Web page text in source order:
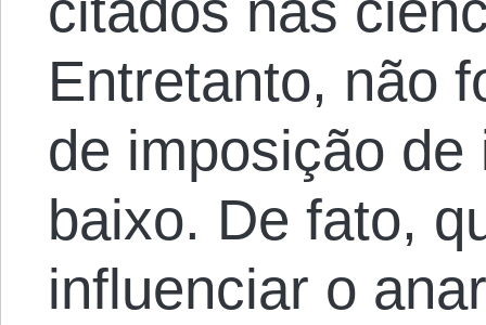
Entretanto, não
de imposição
baixo. De fato,
influenciar o